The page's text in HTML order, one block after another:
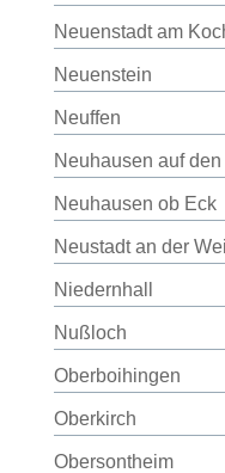
Neuenstadt am
Neuenstein
Neuffen
Neuhausen auf
Neuhausen ob Eck
Neustadt an der
Niedernhall
Nußloch
Oberboihingen
Oberkirch
Obersontheim